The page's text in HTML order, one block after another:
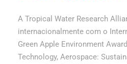
A Tropical Water Research
internacionalmente com o
Green Apple Environment
Technology, Aerospace: